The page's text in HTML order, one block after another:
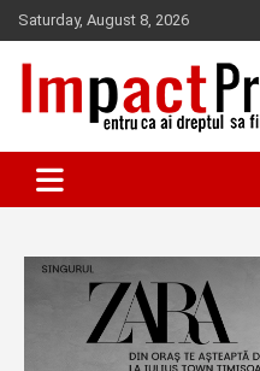
Skip
to
content
Saturday, August 8, 2026
IMPACTPRESS